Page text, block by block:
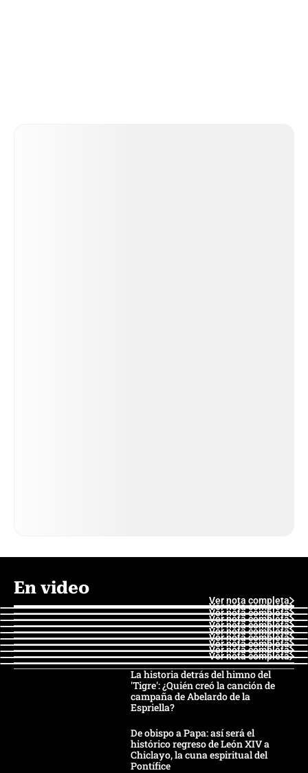
En video
Ver nota completa
Ver nota completa
Ver nota completa
Ver nota completa
Ver nota completa
Ver nota completa
Ver nota completa
Ver nota completa
Ver nota completa
Ver nota completa
La historia detrás del himno del
'Tigre': ¿Quién creó la canción de
campaña de Abelardo de la
Espriella?
De obispo a Papa: así será el
histórico regreso de León XIV a
Chiclayo, la cuna espiritual del
Pontífice